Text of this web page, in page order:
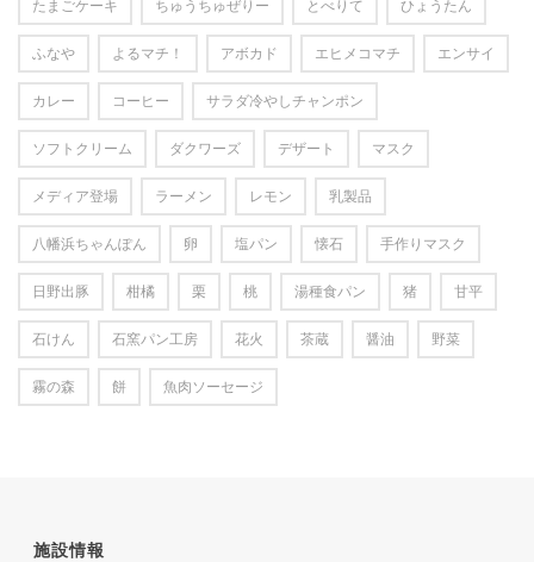
たまごケーキ ちゅうちゅぜりー とべりて ひょうたん
ふなや よるマチ！ アボカド エヒメコマチ エンサイ
カレー コーヒー サラダ冷やしチャンポン
ソフトクリーム ダクワーズ デザート マスク
メディア登場 ラーメン レモン 乳製品
八幡浜ちゃんぽん 卵 塩パン 懐石 手作りマスク
日野出豚 柑橘 栗 桃 湯種食パン 猪 甘平
石けん 石窯パン工房 花火 茶蔵 醤油 野菜
霧の森 餅 魚肉ソーセージ
施設情報